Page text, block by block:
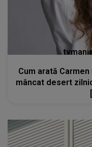
Cum arată
mâncat desert